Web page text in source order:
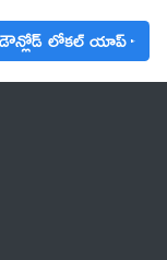
డౌన్లోడ్ లోకల్ యాప్